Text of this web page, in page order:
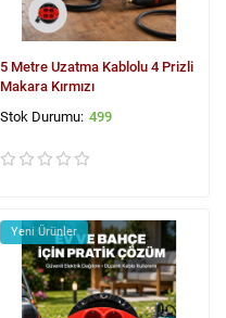
5 Metre Uzatma Kablolu 4 Prizli
Makara Kırmızı
499
Yeni Ürünler